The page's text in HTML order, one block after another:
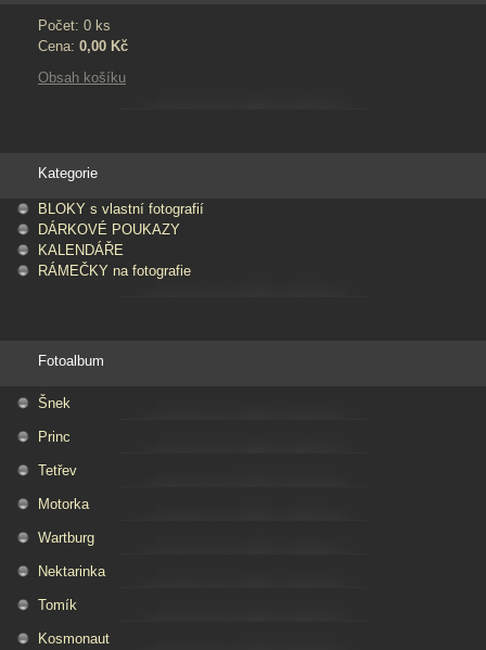
Počet: 0 ks
Cena: 0,00 Kč
Obsah košíku
Kategorie
BLOKY s vlastní fotografií
DÁRKOVÉ POUKAZY
KALENDÁŘE
RÁMEČKY na fotografie
Fotoalbum
Šnek
Princ
Tetřev
Motorka
Wartburg
Nektarinka
Tomík
Kosmonaut